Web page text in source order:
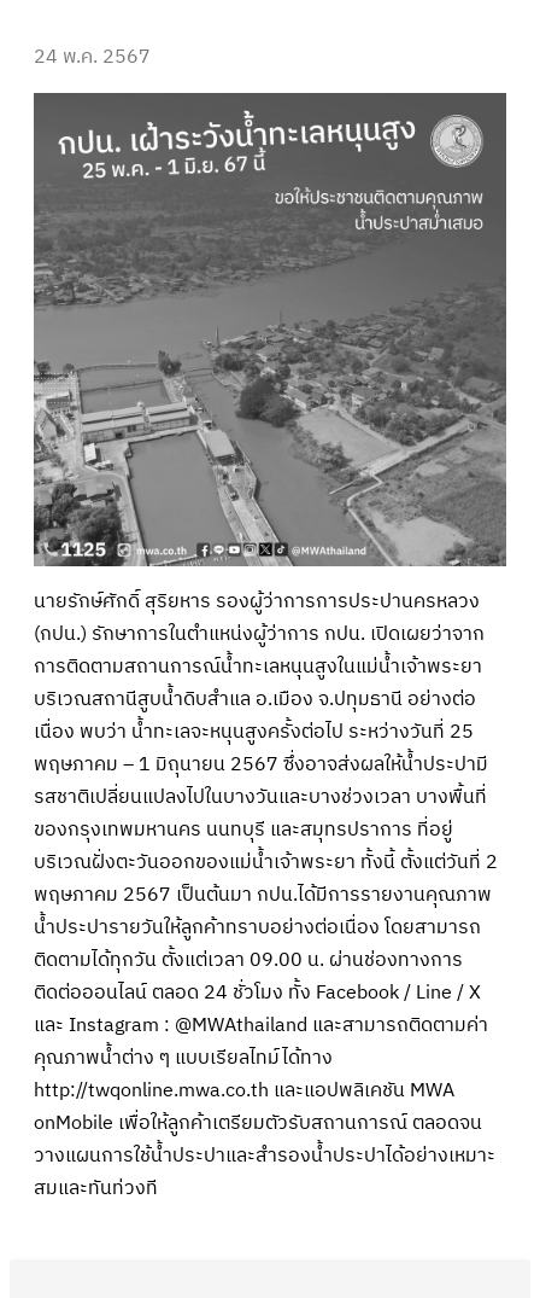
24 พ.ค. 2567
นายรักษ์ศักดิ์ สุริยหาร รองผู้ว่าการการประปานครหลวง
(กปน.) รักษาการในตำแหน่งผู้ว่าการ กปน. เปิดเผยว่าจาก
การติดตามสถานการณ์น้ำทะเลหนุนสูงในแม่น้ำเจ้าพระยา
บริเวณสถานีสูบน้ำดิบสำแล อ.เมือง จ.ปทุมธานี อย่างต่อ
เนื่อง พบว่า น้ำทะเลจะหนุนสูงครั้งต่อไป ระหว่างวันที่ 25
พฤษภาคม – 1 มิถุนายน 2567 ซึ่งอาจส่งผลให้น้ำประปามี
รสชาติเปลี่ยนแปลงไปในบางวันและบางช่วงเวลา บางพื้นที่
ของกรุงเทพมหานคร นนทบุรี และสมุทรปราการ ที่อยู่
บริเวณฝั่งตะวันออกของแม่น้ำเจ้าพระยา ทั้งนี้ ตั้งแต่วันที่ 2
พฤษภาคม 2567 เป็นต้นมา กปน.ได้มีการรายงานคุณภาพ
น้ำประปารายวันให้ลูกค้าทราบอย่างต่อเนื่อง โดยสามารถ
ติดตามได้ทุกวัน ตั้งแต่เวลา 09.00 น. ผ่านช่องทางการ
ติดต่อออนไลน์ ตลอด 24 ชั่วโมง ทั้ง Facebook / Line / X
และ Instagram : @MWAthailand และสามารถติดตามค่า
คุณภาพน้ำต่าง ๆ แบบเรียลไทม์ได้ทาง
http://twqonline.mwa.co.th และแอปพลิเคชัน MWA
onMobile เพื่อให้ลูกค้าเตรียมตัวรับสถานการณ์ ตลอดจน
วางแผนการใช้น้ำประปาและสำรองน้ำประปาได้อย่างเหมาะ
สมและทันท่วงที